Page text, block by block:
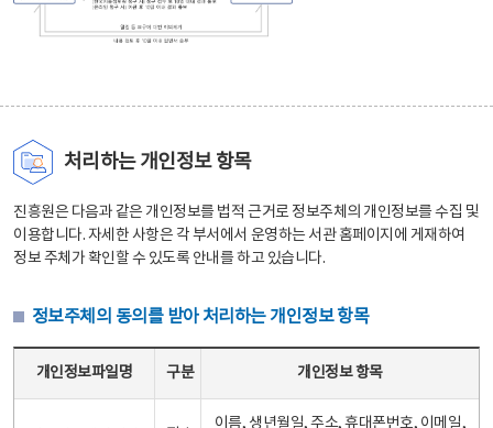
처리하는 개인정보 항목
진흥원은 다음과 같은 개인정보를 법적 근거로 정보주체의 개인정보를 수집 및
이용합니다. 자세한 사항은 각 부서에서 운영하는 서관 홈페이지에 게재하여
정보 주체가 확인할 수 있도록 안내를 하고 있습니다.
정보주체의 동의를 받아 처리하는 개인정보 항목
개인정보파일명 구분 개인정보 항목
이름, 생년월일, 주소, 휴대폰번호, 이메일,